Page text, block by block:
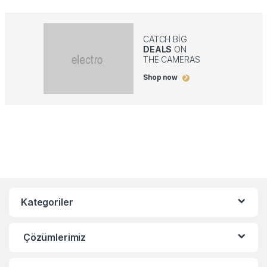
CATCH BIG
DEALS ON
THE CAMERAS
Shop now
Kategoriler
Çözümlerimiz